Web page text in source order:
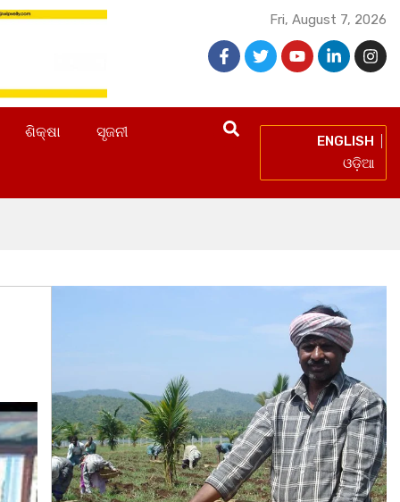
Fri, August 7, 2026
ଶିକ୍ଷା ସୃଜନୀ
ENGLISH
ଓଡ଼ିଆ